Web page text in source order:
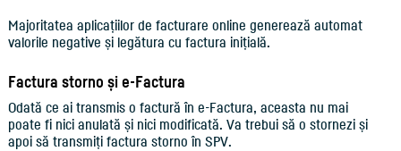
Majoritatea aplicațiilor de facturare online generează automat
valorile negative și legătura cu factura inițială.
Factura storno și e-Factura
Odată ce ai transmis o factură în e-Factura, aceasta nu mai
poate fi nici anulată și nici modificată. Va trebui să o stornezi și
apoi să transmiți factura storno în SPV.